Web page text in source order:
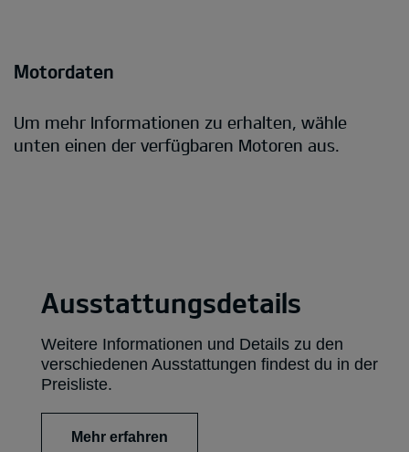
Motordaten
Um mehr Informationen zu erhalten, wähle
unten einen der verfügbaren Motoren aus.
Ausstattungsdetails
Weitere Informationen und Details zu den
verschiedenen Ausstattungen findest du in der
Preisliste.
Mehr erfahren